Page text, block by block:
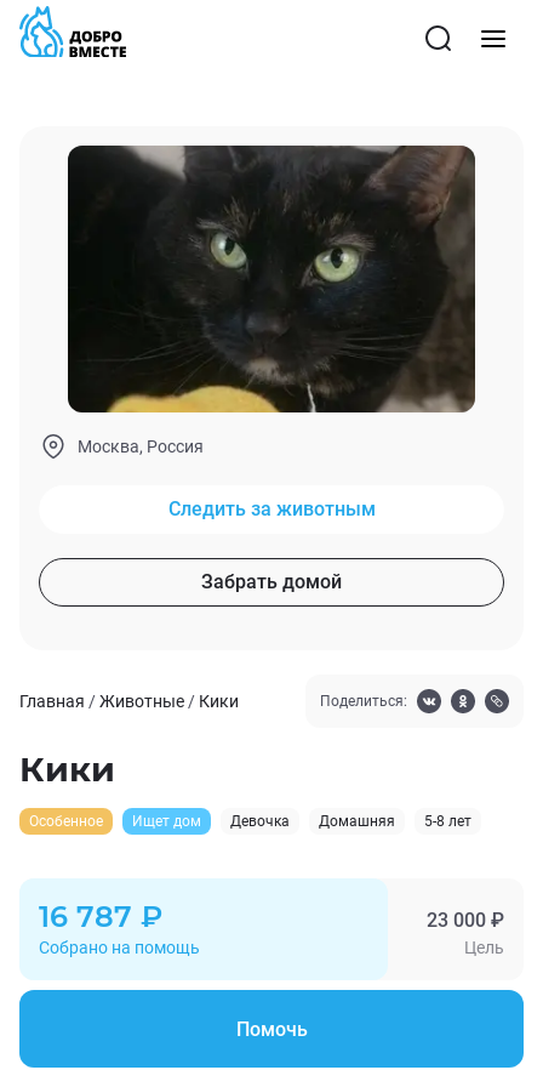
Москва, Россия
Следить за животным
Забрать домой
Главная /Животные / Кики Поделиться:
Кики
Особенное Ищет дом Девочка Домашняя 5-8 лет
16 787 ₽ 23 000 ₽
Собрано на помощь Цель
Помочь